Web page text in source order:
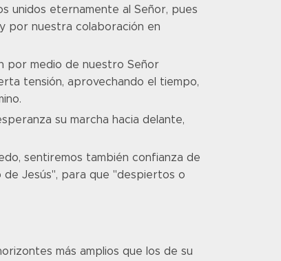
unidos eternamente al Señor, pues
por nuestra colaboración en
por medio de nuestro Señor
tensión, aprovechando el tiempo,
su marcha hacia delante,
sentiremos también confianza de
Jesús", para que "despiertos o
más amplios que los de su